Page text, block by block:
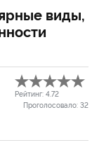
виды,
Рейтинг: 4.72
Проголосовало: 32